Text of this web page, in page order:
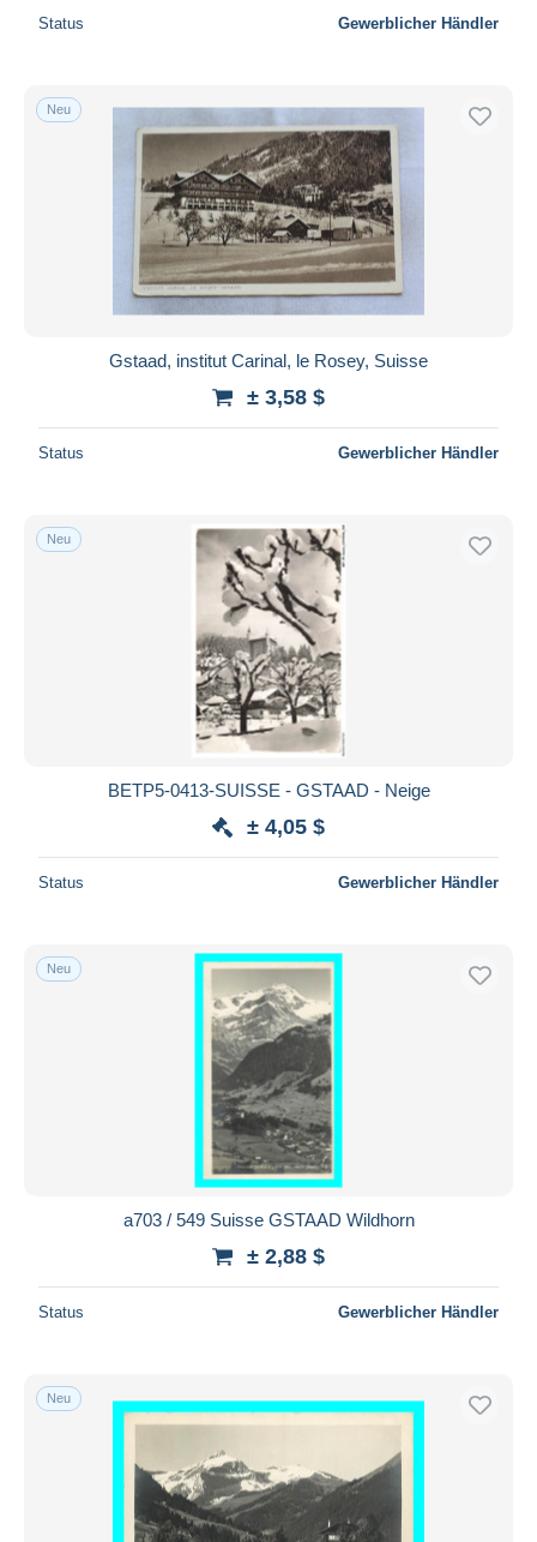
Status Gewerblicher Händler
Neu
Gstaad, institut Carinal, le Rosey, Suisse
± 3,58 $
Status Gewerblicher Händler
Neu
BETP5-0413-SUISSE - GSTAAD - Neige
± 4,05 $
Status Gewerblicher Händler
Neu
a703 / 549 Suisse GSTAAD Wildhorn
± 2,88 $
Status Gewerblicher Händler
Neu